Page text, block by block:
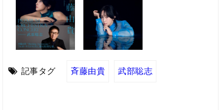
記事タグ 斉藤由貴 武部聡志